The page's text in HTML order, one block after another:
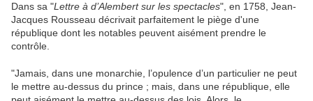
Dans sa "Lettre à d’Alembert sur les spectacles", en 1758, Jean-
Jacques Rousseau décrivait parfaitement le piège d'une
république dont les notables peuvent aisément prendre le
contrôle.
"Jamais, dans une monarchie, l’opulence d’un particulier ne peut
le mettre au-dessus du prince ; mais, dans une république, elle